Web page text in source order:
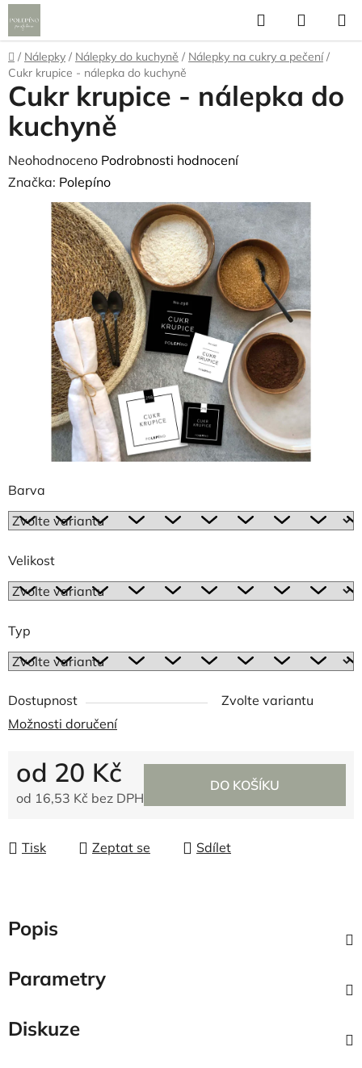
Přejít
na
obsah
Hledat
KOŠÍK
Domů
/ Nálepky / Nálepky do kuchyně / Nálepky na cukry a pečení /
Cukr krupice - nálepka do kuchyně
Barva
Velikost
Typ
Dostupnost
Zvolte variantu
Možnosti doručení
od 20 Kč
od 16,53 Kč bez DPH
DO KOŠÍKU
Tisk Zeptat se Sdílet
Cukr krupice - nálepka do
kuchyně
Průměrné
hodnocení
produktu
hvězdiček.
Neohodnoceno Podrobnosti hodnocení
Značka: Polepíno
Popis
Parametry
Diskuze